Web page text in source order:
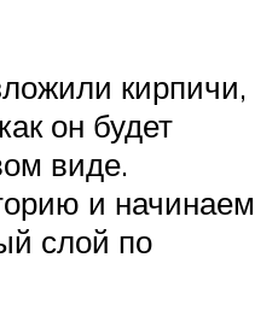
кирпичи,
он будет
виде.
и начинаем
слой по